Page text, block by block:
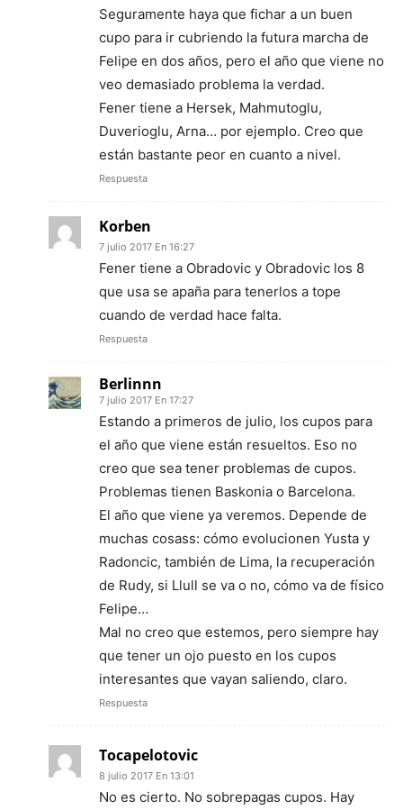
Seguramente haya que fichar a un buen
cupo para ir cubriendo la futura marcha de
Felipe en dos años, pero el año que viene no
veo demasiado problema la verdad.
Fener tiene a Hersek, Mahmutoglu,
Duverioglu, Arna… por ejemplo. Creo que
están bastante peor en cuanto a nivel.
Respuesta
Korben
7 julio 2017 En 16:27
Fener tiene a Obradovic y Obradovic los 8
que usa se apaña para tenerlos a tope
cuando de verdad hace falta.
Respuesta
Berlinnn
7 julio 2017 En 17:27
Estando a primeros de julio, los cupos para
el año que viene están resueltos. Eso no
creo que sea tener problemas de cupos.
Problemas tienen Baskonia o Barcelona.
El año que viene ya veremos. Depende de
muchas cosass: cómo evolucionen Yusta y
Radoncic, también de Lima, la recuperación
de Rudy, si Llull se va o no, cómo va de físico
Felipe…
Mal no creo que estemos, pero siempre hay
que tener un ojo puesto en los cupos
interesantes que vayan saliendo, claro.
Respuesta
Tocapelotovic
8 julio 2017 En 13:01
No es cierto. No sobrepagas cupos. Hay